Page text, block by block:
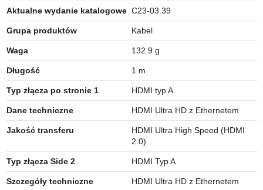
Aktualne wydanie katalogowe C23-03.39
Grupa produktów Kabel
Waga 132.9 g
Długość 1 m
Typ złącza po stronie 1 HDMI typ A
Dane techniczne HDMI Ultra HD z Ethernetem
Jakość transferu
HDMI Ultra High Speed (HDMI
2.0)
Typ złącza Side 2 HDMI Typ A
Szczegóły techniczne HDMI Ultra HD z Ethernetem